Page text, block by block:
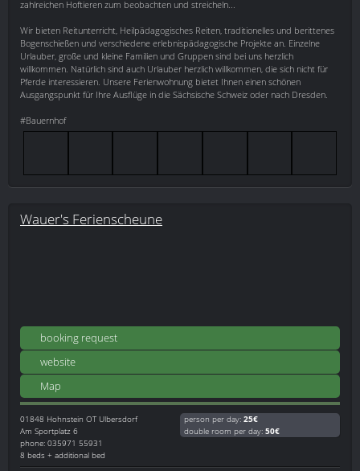
zahlreichen Hoftieren zum beobachten und streicheln...
Wir bieten Reitunterricht, Heilpädagogisches Reiten, traditionelles und berittenes
Bogenschießen und verschiedene erlebnispädagogische Projekte an. Einzelne
Urlauber, große und kleine Familien und Gruppen sind bei uns herzlich
willkommen. Natürlich sind auch Urlauber herzlich willkommen, die sich nicht für
Pferde interessieren. Unsere Ferienwohnung bietet Ihnen einen schönen
Ausgangspunkt für Ihre Ausflüge in die Sächsische Schweiz oder nach Dresden.
#Bauernhof
Wauer's Ferienscheune
booking request
website
Map
01848 Hohnstein OT Ulbersdorf
Am Sportplatz 6
phone: 035971 55931
8 beds + additional bed
person per day: 25€
double room per day: 50€